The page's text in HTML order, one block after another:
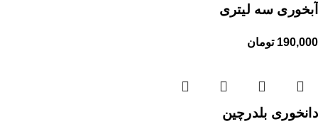
آبخوری سه لیتری
190,000 تومان
دانخوری بلدرچین